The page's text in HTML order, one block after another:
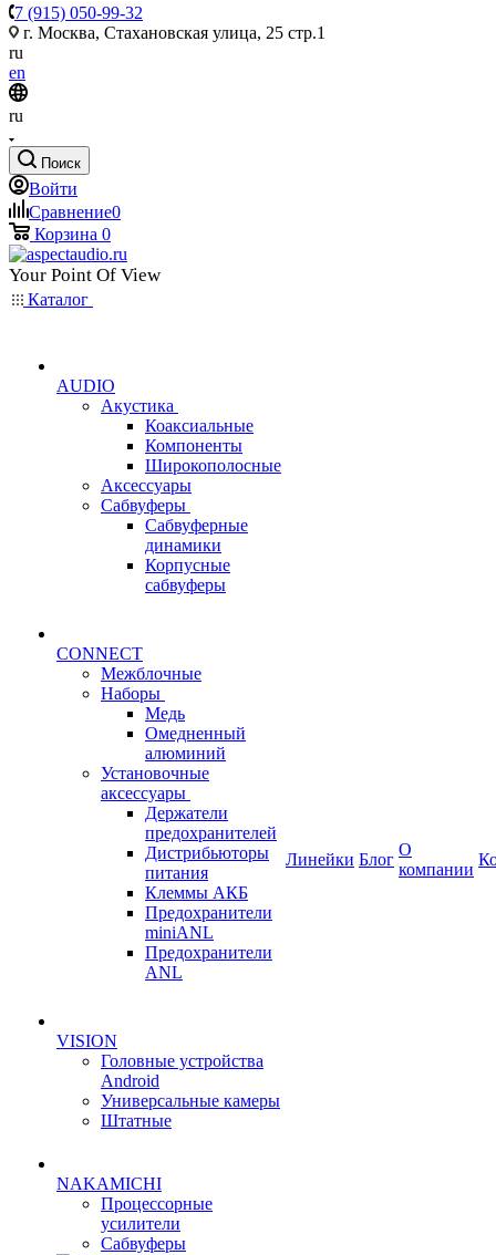
7 (915) 050-99-32
г. Москва, Стахановская улица, 25 стр.1
ru
en
ru
Поиск
Войти
Сравнение0
Корзина 0
Your Point Of View
Каталог
AUDIO
Акустика
Коаксиальные
Компоненты
Широкополосные
Аксессуары
Сабвуферы
Сабвуферные
динамики
Корпусные
сабвуферы
CONNECT
Межблочные
Наборы
Медь
Омедненный
алюминий
Установочные
аксессуары
Держатели
предохранителей
Дистрибьюторы
питания
Клеммы АКБ
Предохранители
miniANL
Предохранители
ANL
VISION
Головные устройства
Android
Универсальные камеры
Штатные
NAKAMICHI
Процессорные
усилители
Сабвуферы
Линейки Блог
О
компании